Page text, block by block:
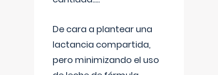
De cara a plantear una
lactancia compartida,
pero minimizando el uso